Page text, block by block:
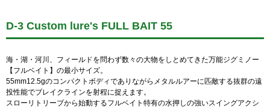
D-3 Custom lure's FULL BAIT 55
海・湖・河川、フィールドを問わず数々の大物をしとめてきた万能ジグミノー
【フルベイト】の最小サイズ。
55mm12.5gのコンパクトボディでありながらメタルルアーに匹敵する抜群の遠
投性能でブレイクラインを射程に捉えます。
スローリトリーブから始動するフルベイト特有の水押しの強いスイングアクシ